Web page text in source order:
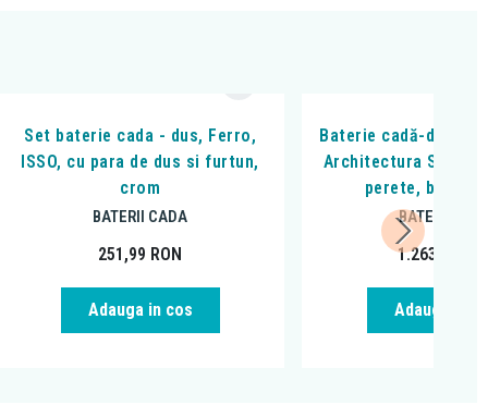
Set baterie cada - dus, Ferro,
ISSO, cu para de dus si furtun,
crom
BATERII CADA
251,99 RON
Adauga in cos
Baterie cadă-duș
Architectura
perete,
BATERII
1.263,20
Adauga in